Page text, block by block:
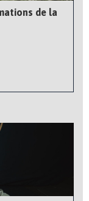
de la